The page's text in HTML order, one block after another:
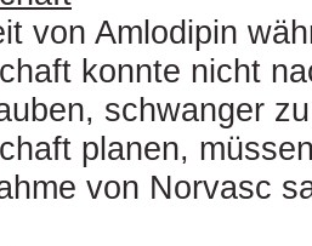
von Amlodipin
konnte nicht
schwanger
planen,
von Norvasc